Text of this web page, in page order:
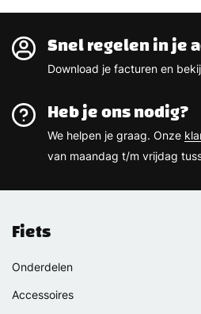
Snel regelen in je
Download je facturen en
Heb je ons nodig?
We helpen je graag. Onze
van maandag t/m vrijdag
Fiets
Onderdelen
Accessoires